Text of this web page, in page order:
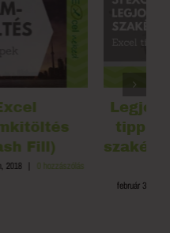
Legjobb 31 Excel
tipp nemzetközi
szakértőktől 2020-
ban
0 hozzászólás